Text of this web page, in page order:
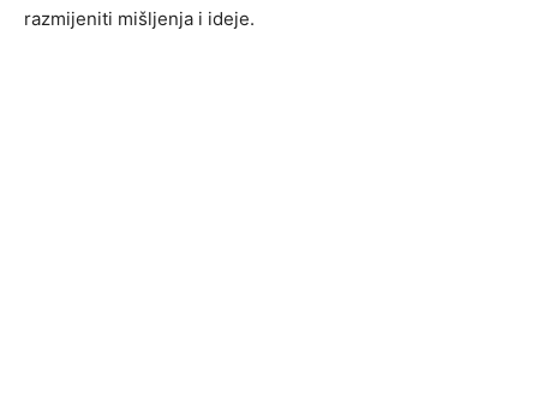
razmijeniti mišljenja i ideje.